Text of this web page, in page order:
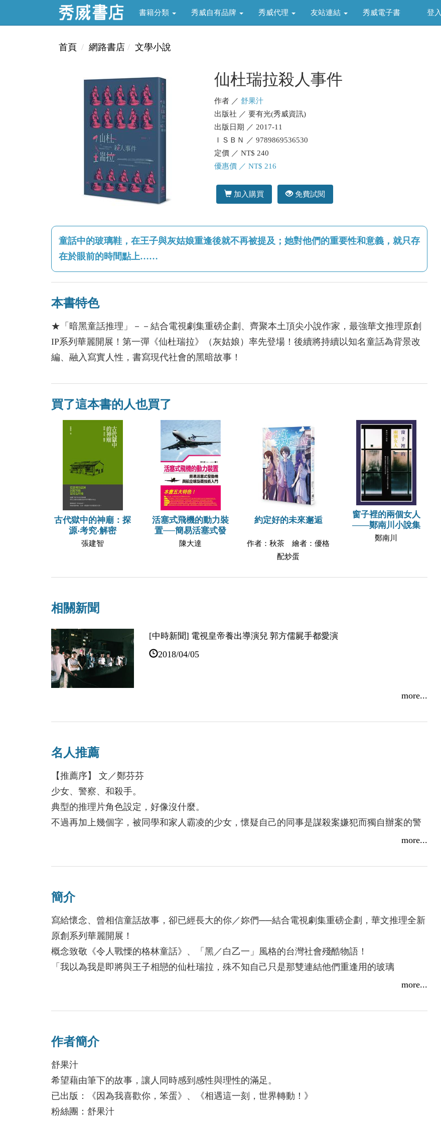
書籍分類 秀威自有品牌 秀威代理 友站連結 秀威電子書 登入
首頁 網路書店 文學小說
仙杜瑞拉殺人事件
作者 ／ 舒果汁
出版社 ／ 要有光(秀威資訊)
出版日期 ／ 2017-11
ＩＳＢＮ ／ 9789869536530
定價 ／ NT$ 240
優惠價 ／ NT$ 216
加入購買 免費試閱
童話中的玻璃鞋，在王子與灰姑娘重逢後就不再被提及；她對他們的重要性和意義，就只存
在於眼前的時間點上……
本書特色
★「暗黑童話推理」－－結合電視劇集重磅企劃、齊聚本土頂尖小說作家，最強華文推理原創
IP系列華麗開展！第一彈《仙杜瑞拉》（灰姑娘）率先登場！後續將持續以知名童話為背景改
編、融入寫實人性，書寫現代社會的黑暗故事！
買了這本書的人也買了
古代獄中的神廟：探
源‧考究‧解密
張建智
活塞式飛機的動力裝
置──簡易活塞式發
陳大達
約定好的未來邂逅
作者：秋茶 繪者：優格
配炒蛋
窗子裡的兩個女人
——鄭南川小說集
鄭南川
相關新聞
[中時新聞] 電視皇帝養出導演兒 郭方儒屍手都愛演
2018/04/05
more...
名人推薦
【推薦序】 文／鄭芬芬
少女、警察、和殺手。
典型的推理片角色設定，好像沒什麼。
不過再加上幾個字，被同學和家人霸凌的少女，懷疑自己的同事是謀殺案嫌犯而獨自辦案的警
察，和患有臉盲症、因為認不得被自己殺掉的人的臉而永遠不會有罪惡感的殺手，是不是就讓
因為人物，吸引了你。推理片最好看的，其實不是情節，都是人物；任何故事最後能留在人心
勒創造的菲力普．馬洛、達許．漢密特玩轉的尼克與諾拉，都帶領著我們透過他們的眼睛去看
那個城市，經由他們的感受去說他們身邊人物的故事。
你可能會問我，怎麼都挑冷硬派的美國作家當例子？約瑟芬．鐵伊、東野圭吾、宮部美幸、阿
嘉莎．克莉絲蒂呢？他們也有格蘭特探長、神探伽利略、警犬阿正、波洛和馬普爾小姐啊！
是的，他們都有令人難忘的角色，但也許是因為我忘不了馬修史卡德說過的話吧。
養父母接受，站在情感的孤島；哲倫無法信任同為刑警的夥伴，站在正義的孤島；而杰爵因為
結，不正應驗了史卡德的話？也許每個人都是座孤島，而也許沒有人是。
書名取材仙杜瑞拉，就知道作者不但沒有卜洛克的冷冽，相反地，還有著少女心。反應在文筆
上，時而揶揄、時而溫軟、時而無奈，筆下的人物也許不像馬修有酗酒的問題，但他們都耽溺
於某種情緒之中，但那些情緒就像仙杜瑞拉一樣，都代表了某種渴望，對與這個世界有所連結
more...
簡介
寫給懷念、曾相信童話故事，卻已經長大的你／妳們──結合電視劇集重磅企劃，華文推理全新
原創系列華麗開展！
概念致敬《令人戰慄的格林童話》、「黑／白乙一」風格的台灣社會殘酷物語！
「我以為我是即將與王子相戀的仙杜瑞拉，殊不知自己只是那雙連結他們重逢用的玻璃
齡相仿的聾啞少女小薇。正當慶幸有了相依夥伴時，對方卻提出了與她暫時「交換身分」的奇
妙要求，怡萱於是與小薇的男友、前來尋人卻患有「臉盲症」的杰爵相遇，卻慢慢發現這位脾
氣暴躁的「王子」其背景絕不單純……
另一方面，菜鳥刑警哲倫與同僚正在隱密旅館進行保護貪汙案汙點證人的重要任務，卻在買晚
餐回來後發現兩位負責看守的前輩員警、汙點證人全數慘死在上鎖的房門內。房間鑰匙放在其
more...
作者簡介
舒果汁
希望藉由筆下的故事，讓人同時感到感性與理性的滿足。
已出版：《因為我喜歡你，笨蛋》、《相遇這一刻，世界轉動！》
粉絲團：舒果汁